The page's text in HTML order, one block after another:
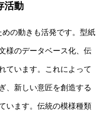
活動
の動きも活発です。型紙
様のデータベース化、伝
ています。これによって
、新しい意匠を創造する
います。伝統の模様種類